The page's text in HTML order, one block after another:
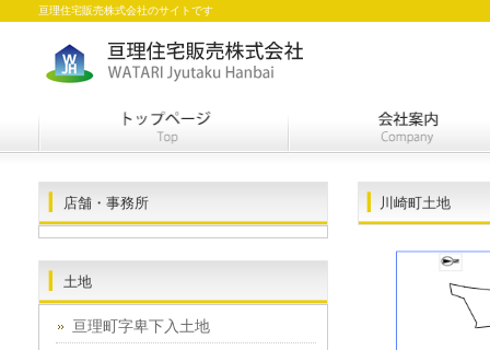
亘理住宅販売株式会社のサイトです
川崎町土地
店舗・事務所
土地
亘理町字卑下入土地